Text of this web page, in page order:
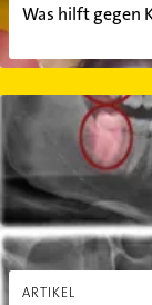
Was hilft gegen
ARTIKEL
Wie entstehen